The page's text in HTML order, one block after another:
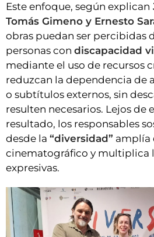
Este enfoque, según explican
Tomás Gimeno y Ernesto
obras puedan ser percibidas
personas con discapacidad
mediante el uso de recursos
reduzcan la dependencia de
o subtítulos externos, sin
resulten necesarios. Lejos de
resultado, los responsables
desde la “diversidad” amplía
cinematográfico y multiplica
expresivas.